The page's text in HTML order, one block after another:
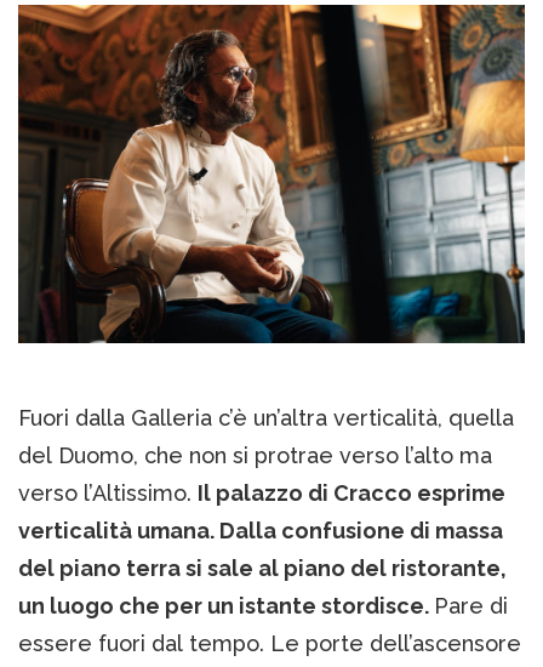
Fuori dalla Galleria c’è un’altra verticalità, quella
del Duomo, che non si protrae verso l’alto ma
verso l’Altissimo. Il palazzo di Cracco esprime
verticalità umana. Dalla confusione di massa
del piano terra si sale al piano del ristorante,
un luogo che per un istante stordisce. Pare di
essere fuori dal tempo. Le porte dell’ascensore